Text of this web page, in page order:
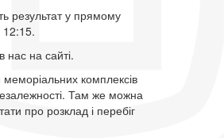
результат у прямому
12:15.
нас на сайті.
меморіальних комплексів
Там же можна
про розклад і перебіг